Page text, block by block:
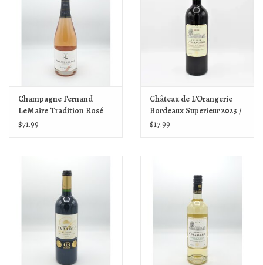
Champagne Fernand
LeMaire Tradition Rosé
Brut NV
$71.99
Château de L'Orangerie
Bordeaux Superieur 2023 /
24
$17.99